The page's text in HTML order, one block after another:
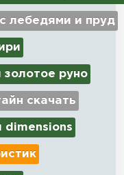
лебедями и пруд
руно
скачать
dimensions